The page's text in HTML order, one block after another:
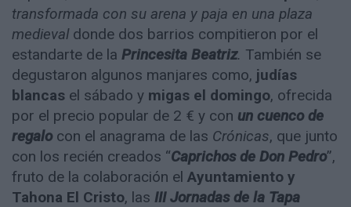
transformada con su arena y paja en una plaza
medievaldonde dos barrios compitieron por el
estandarte de la Princesita Beatriz. También se
degustaron algunos manjares como, judías
blancas el sábado y migas el domingo, ofrecida
por el precio popular de 2 € y con un cuenco de
regalocon el anagrama de las Crónicas, que junto
con los recién creados “Caprichos de Don Pedro”,
fruto de la colaboración el Ayuntamiento y
Tahona El Cristo, las III Jornadas de la Tapa